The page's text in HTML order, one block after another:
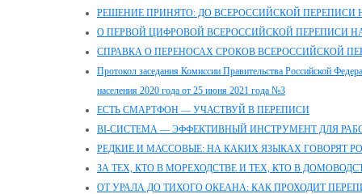
РЕШЕНИЕ ПРИНЯТО: ДО ВСЕРОССИЙСКОЙ ПЕРЕПИСИ
О ПЕРВОЙ ЦИФРОВОЙ ВСЕРОССИЙСКОЙ ПЕРЕПИСИ
СПРАВКА О ПЕРЕНОСАХ СРОКОВ ВСЕРОССИЙСКОЙ
Протокол заседания Комиссии Правительства Российской
населения 2020 года от 25 июня 2021 года №3
ЕСТЬ СМАРТФОН — УЧАСТВУЙ В ПЕРЕПИСИ
BI-СИСТЕМА — ЭФФЕКТИВНЫЙ ИНСТРУМЕНТ ДЛЯ
РЕДКИЕ И МАССОВЫЕ: НА КАКИХ ЯЗЫКАХ ГОВОРЯТ
ЗА ТЕХ, КТО В МОРЕХОДСТВЕ И ТЕХ, КТО В
ОТ УРАЛА ДО ТИХОГО ОКЕАНА: КАК ПРОХОДИТ